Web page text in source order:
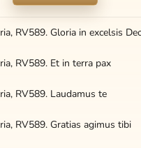
RV589. Gloria in excelsis
RV589. Et in terra pax
RV589. Laudamus te
RV589. Gratias agimus tibi